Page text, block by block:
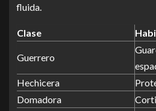
fluida.
Clase
Guerrero
Hechicera
Domadora